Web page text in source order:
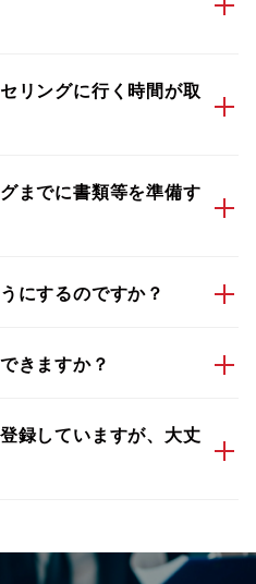
リングに行く時間が取
までに書類等を準備す
にするのですか？
きますか？
録していますが、大丈